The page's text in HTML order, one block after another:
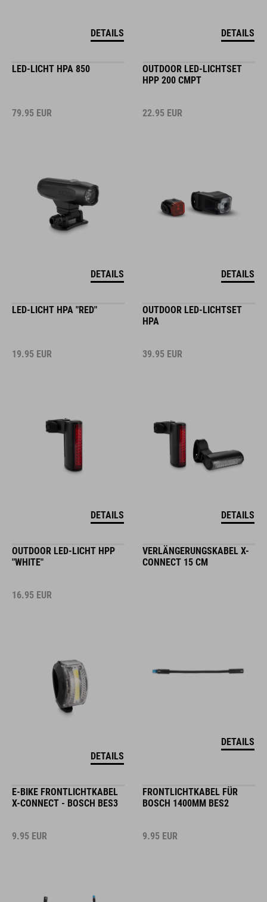
DETAILS DETAILS
LED-LICHT HPA 850
79.95 EUR
DETAILS
OUTDOOR LED-LICHTSET
HPP 200 CMPT
22.95 EUR
DETAILS
LED-LICHT HPA "RED"
19.95 EUR
DETAILS
OUTDOOR LED-LICHTSET
HPA
39.95 EUR
DETAILS
OUTDOOR LED-LICHT HPP
"WHITE"
16.95 EUR
DETAILS
VERLÄNGERUNGSKABEL X-
CONNECT 15 CM
DETAILS
E-BIKE FRONTLICHTKABEL
X-CONNECT - BOSCH BES3
9.95 EUR
FRONTLICHTKABEL FÜR
BOSCH 1400MM BES2
9.95 EUR